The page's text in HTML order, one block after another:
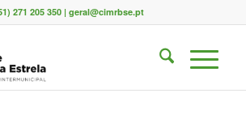
271 205 350 | geral@cimrbse.pt